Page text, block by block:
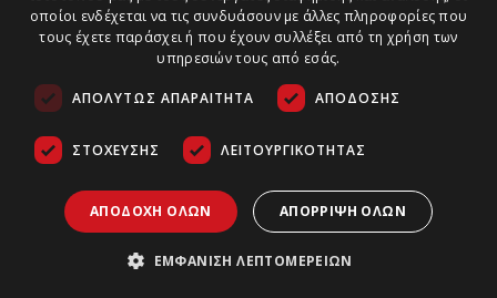
οποίοι ενδέχεται να τις συνδυάσουν με άλλες πληροφορίες που
τους έχετε παράσχει ή που έχουν συλλέξει από τη χρήση των
υπηρεσιών τους από εσάς.
ΑΠΟΛΎΤΩΣ ΑΠΑΡΑΊΤΗΤΑ ΑΠΌΔΟΣΗΣ
ΣΤΌΧΕΥΣΗΣ ΛΕΙΤΟΥΡΓΙΚΌΤΗΤΑΣ
ΑΠΟΔΟΧΉ ΌΛΩΝ ΑΠΌΡΡΙΨΗ ΌΛΩΝ
ΕΜΦΆΝΙΣΗ ΛΕΠΤΟΜΕΡΕΙΏΝ